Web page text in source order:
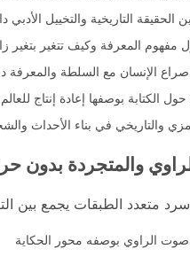
الحقيقة التاريخية والتخييل الأدبي
المعرفة وكيف تتغير بتغير
الإنسان مع السلطة والمعرفة
الكتابة بوصفها إعادة إنتاج
والتاريخي في بناء الأحداث
والمتجردة بدون
متعدد الطبقات يجمع بين
صوت الراوي بوصفه محور الحكاية